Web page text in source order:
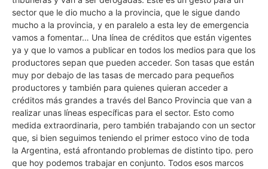
sector que le dio mucho a la provincia, que le sigue dando
mucho a la provincia, y en paralelo a esta ley de emergencia
vamos a fomentar… Una línea de créditos que están vigentes
ya y que lo vamos a publicar en todos los medios para que los
productores sepan que pueden acceder. Son tasas que están
muy por debajo de las tasas de mercado para pequeños
productores y también para quienes quieran acceder a
créditos más grandes a través del Banco Provincia que van a
realizar unas líneas específicas para el sector. Esto como
medida extraordinaria, pero también trabajando con un sector
que, si bien seguimos teniendo el primer estoco vino de toda
la Argentina, está afrontando problemas de distinto tipo. pero
que hoy podemos trabajar en conjunto. Todos esos marcos